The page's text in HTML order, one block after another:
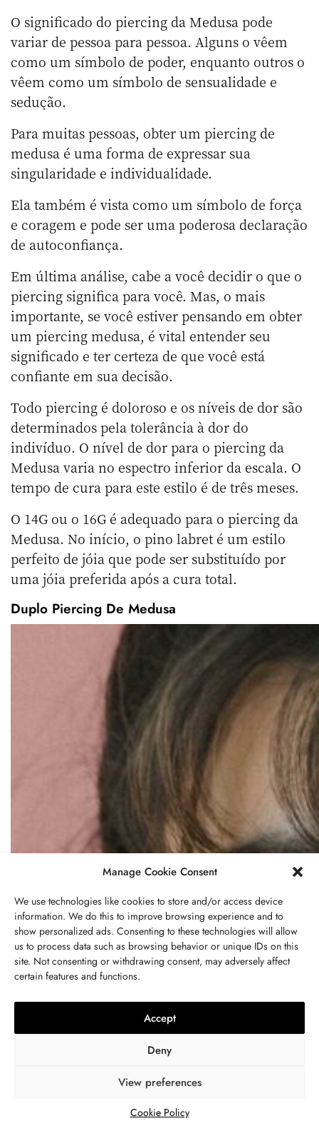
Manage Cookie Consent
We use technologies like cookies to store and/or access device
information. We do this to improve browsing experience and to
show personalized ads. Consenting to these technologies will allow
us to process data such as browsing behavior or unique IDs on this
site. Not consenting or withdrawing consent, may adversely affect
certain features and functions.
Accept
Deny
View preferences
Cookie Policy
O significado do piercing da Medusa pode
variar de pessoa para pessoa. Alguns o vêem
como um símbolo de poder, enquanto outros o
vêem como um símbolo de sensualidade e
sedução.
Para muitas pessoas, obter um piercing de
medusa é uma forma de expressar sua
singularidade e individualidade.
Ela também é vista como um símbolo de força
e coragem e pode ser uma poderosa declaração
de autoconfiança.
Em última análise, cabe a você decidir o que o
piercing significa para você. Mas, o mais
importante, se você estiver pensando em obter
um piercing medusa, é vital entender seu
significado e ter certeza de que você está
confiante em sua decisão.
Todo piercing é doloroso e os níveis de dor são
determinados pela tolerância à dor do
indivíduo. O nível de dor para o piercing da
Medusa varia no espectro inferior da escala. O
tempo de cura para este estilo é de três meses.
O 14G ou o 16G é adequado para o piercing da
Medusa. No início, o pino labret é um estilo
perfeito de jóia que pode ser substituído por
uma jóia preferida após a cura total.
Duplo Piercing De Medusa